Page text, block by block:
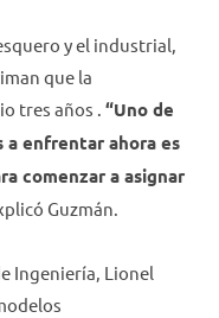
y el industrial,
que la
tres años . “Uno de
a enfrentar ahora es
comenzar a asignar
Guzmán.
Ingeniería, Lionel